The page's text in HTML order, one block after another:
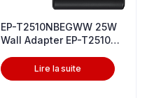
EP-T2510NBEGWW 25W
Wall Adapter EP-T2510N
Lire la suite